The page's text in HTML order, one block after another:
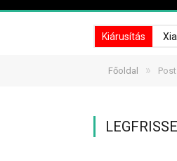
Kiárusítás
Főoldal »